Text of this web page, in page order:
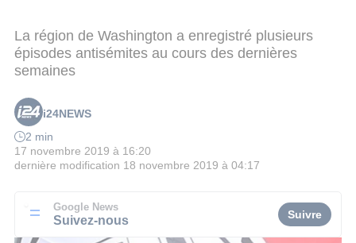
La région de Washington a enregistré plusieurs
épisodes antisémites au cours des dernières
semaines
i24NEWS
2 min
17 novembre 2019 à 16:20
dernière modification 18 novembre 2019 à 04:17
Google News
Suivez-nous Suivre